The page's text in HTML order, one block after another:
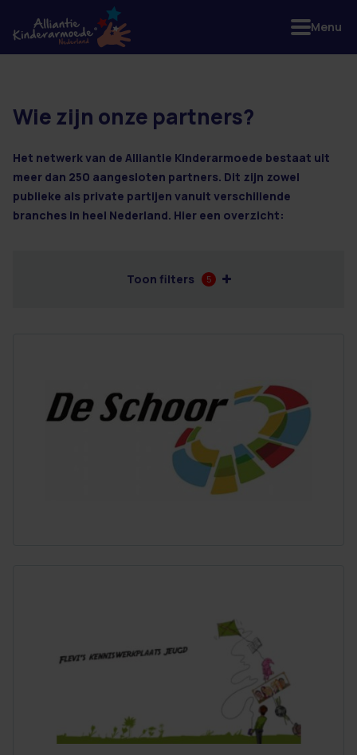
15 resultaten
Wie zijn onze partners?
Het netwerk van de Alliantie Kinderarmoede bestaat uit
meer dan 250 aangesloten partners. Dit zijn zowel
publieke als private partijen vanuit verschillende
branches in heel Nederland. Hier een overzicht:
Toon filters 5
Menu